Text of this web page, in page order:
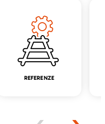
REFERENZE